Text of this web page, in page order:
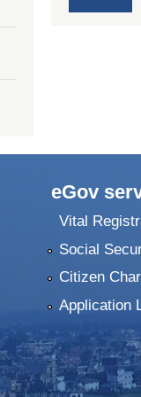
eGov
Vital
Social
Citizen
Application